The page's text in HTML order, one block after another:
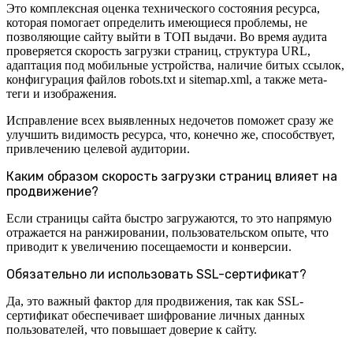
Это комплексная оценка технического состояния ресурса,
которая помогает определить имеющиеся проблемы, не
позволяющие сайту выйти в ТОП выдачи. Во время аудита
проверяется скорость загрузки страниц, структура URL,
адаптация под мобильные устройства, наличие битых ссылок,
конфигурация файлов robots.txt и sitemap.xml, а также мета-
теги и изображения.
Исправление всех выявленных недочетов поможет сразу же
улучшить видимость ресурса, что, конечно же, способствует,
привлечению целевой аудитории.
Каким образом скорость загрузки страниц влияет на
продвижение?
Если страницы сайта быстро загружаются, то это напрямую
отражается на ранжировании, пользовательском опыте, что
приводит к увеличению посещаемости и конверсии.
Обязательно ли использовать SSL-сертификат?
Да, это важный фактор для продвижения, так как SSL-
сертификат обеспечивает шифрование личных данных
пользователей, что повышает доверие к сайту.